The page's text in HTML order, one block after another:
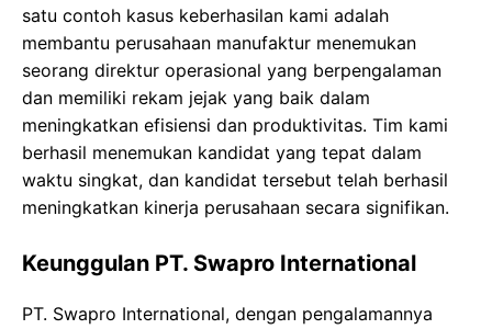
satu contoh kasus keberhasilan kami adalah
membantu perusahaan manufaktur menemukan
seorang direktur operasional yang berpengalaman
dan memiliki rekam jejak yang baik dalam
meningkatkan efisiensi dan produktivitas. Tim kami
berhasil menemukan kandidat yang tepat dalam
waktu singkat, dan kandidat tersebut telah berhasil
meningkatkan kinerja perusahaan secara signifikan.
Keunggulan PT. Swapro International
PT. Swapro International, dengan pengalamannya